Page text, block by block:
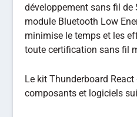
développement sans fil de
module Bluetooth Low
minimise le temps et les
toute certification sans fil
Le kit Thunderboard
composants et logiciels